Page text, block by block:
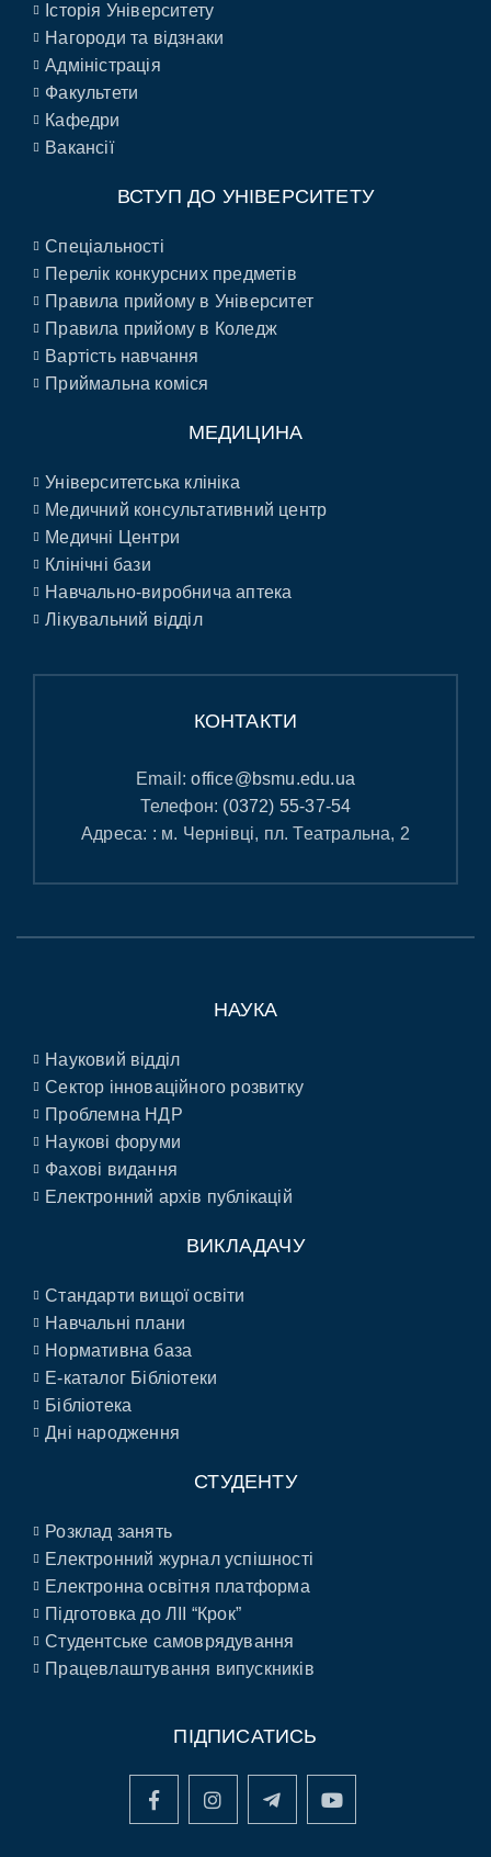
Історія Університету
Нагороди та відзнаки
Адміністрація
Факультети
Кафедри
Вакансії
ВСТУП ДО УНІВЕРСИТЕТУ
Спеціальності
Перелік конкурсних предметів
Правила прийому в Університет
Правила прийому в Коледж
Вартість навчання
Приймальна коміся
МЕДИЦИНА
Університетська клініка
Медичний консультативний центр
Медичні Центри
Клінічні бази
Навчально-виробнича аптека
Лікувальний відділ
КОНТАКТИ
Email:office@bsmu.edu.ua
Телефон: (0372) 55-37-54
Адреса: : м. Чернівці, пл. Театральна, 2
НАУКА
Науковий відділ
Сектор інноваційного розвитку
Проблемна НДР
Наукові форуми
Фахові видання
Електронний архів публікацій
ВИКЛАДАЧУ
Стандарти вищої освіти
Навчальні плани
Нормативна база
E-каталог Бібліотеки
Бібліотека
Дні народження
СТУДЕНТУ
Розклад занять
Електронний журнал успішності
Електронна освітня платформа
Підготовка до ЛІІ “Крок”
Студентське самоврядування
Працевлаштування випускників
ПІДПИСАТИСЬ